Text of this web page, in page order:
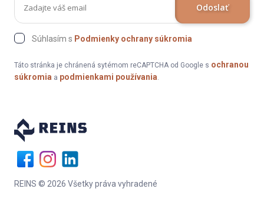
Odoslať
Súhlasím s Podmienky ochrany súkromia
Táto stránka je chránená sytémom reCAPTCHA od Google s ochranou
súkromia a podmienkami používania
REINS © 2026 Všetky práva vyhradené